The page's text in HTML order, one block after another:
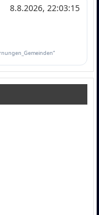
8.8.2026, 22:03:15